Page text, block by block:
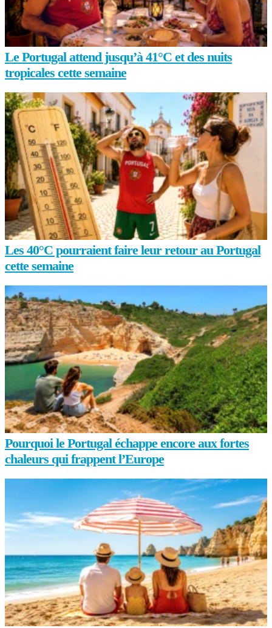
Le Portugal attend jusqu’à 41°C et des nuits
tropicales cette semaine
Les 40°C pourraient faire leur retour au Portugal
cette semaine
Pourquoi le Portugal échappe encore aux fortes
chaleurs qui frappent l’Europe